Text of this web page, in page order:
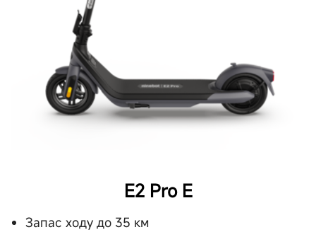
E2 Pro E
Запас ходу до 35 км